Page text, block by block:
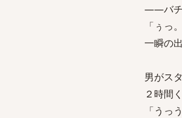
――バ
「ぅっ
一瞬の
男がス
２時間
「うっ